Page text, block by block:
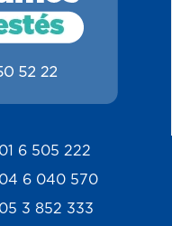
6 505 222
6 040 570
3 852 333